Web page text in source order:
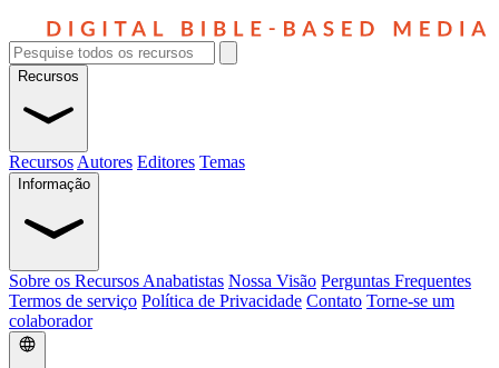
Recursos
Recursos Autores Editores Temas
Informação
Sobre os Recursos Anabatistas Nossa Visão Perguntas Frequentes
Termos de serviço Política de Privacidade Contato Torne-se um
colaborador